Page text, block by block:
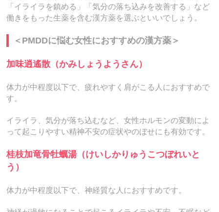
「イライラを鎮める」「気分の落ち込みを改善する」など
働きをもった生薬を含む漢方薬を選ぶといいでしょう。
＜PMDDに悩む女性におすすめの漢方薬＞
加味逍遙散（かみしょうようさん）
体力が中程度以下で、疲れやすく肩がこる人におすすめで
す。
イライラ、気分が落ち込むなど、女性ホルモンの変動によ
って起こりやすい精神不安の症状やのぼせにも有効です。
桂枝加竜骨牡蠣湯（けいしかりゅうこつぼれいと
う）
体力が中程度以下で、神経質な人におすすめです。